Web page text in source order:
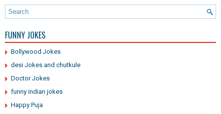
FUNNY JOKES
Bollywood Jokes
desi Jokes and chutkule
Doctor Jokes
funny indian jokes
Happy Puja